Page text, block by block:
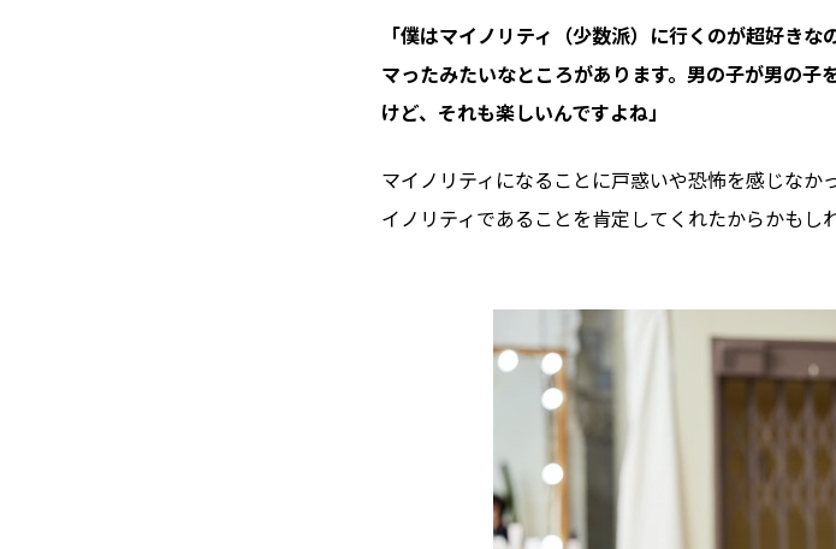
「僕はマイノリティ（少数派）に行くのが超好き
マったみたいなところがあります。男の子が男の子
けど、それも楽しいんですよね」
マイノリティになることに戸惑いや恐怖を感じな
イノリティであることを肯定してくれたからかもし